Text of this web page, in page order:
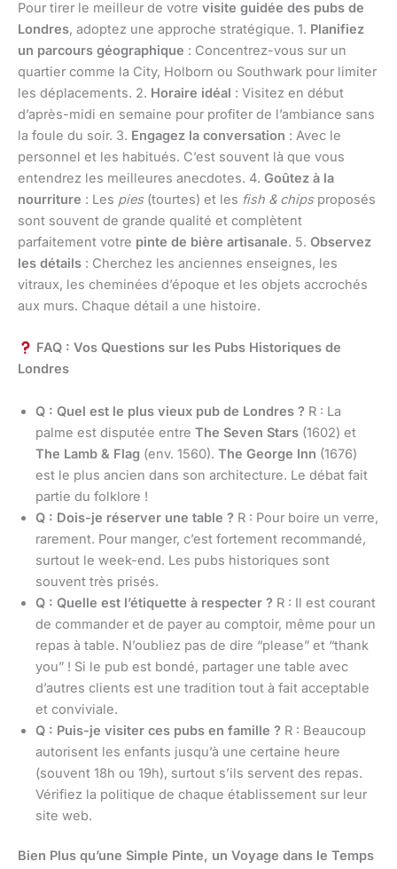
Pour tirer le meilleur de votre visite guidée des pubs de
Londres, adoptez une approche stratégique. 1. Planifiez
un parcours géographique : Concentrez-vous sur un
quartier comme la City, Holborn ou Southwark pour limiter
les déplacements. 2. Horaire idéal : Visitez en début
d’après-midi en semaine pour profiter de l’ambiance sans
la foule du soir. 3. Engagez la conversation : Avec le
personnel et les habitués. C’est souvent là que vous
entendrez les meilleures anecdotes. 4. Goûtez à la
nourriture : Les pies(tourtes) et les fish & chipsproposés
sont souvent de grande qualité et complètent
parfaitement votre pinte de bière artisanale. 5. Observez
les détails : Cherchez les anciennes enseignes, les
vitraux, les cheminées d’époque et les objets accrochés
aux murs. Chaque détail a une histoire.
FAQ : Vos Questions sur les Pubs Historiques de
Londres
Q : Quel est le plus vieux pub de Londres ? R : La
palme est disputée entre The Seven Stars (1602) et
The Lamb & Flag (env. 1560). The George Inn (1676)
est le plus ancien dans son architecture. Le débat fait
partie du folklore !
Q : Dois-je réserver une table ? R : Pour boire un verre,
rarement. Pour manger, c’est fortement recommandé,
surtout le week-end. Les pubs historiques sont
souvent très prisés.
Q : Quelle est l’étiquette à respecter ? R : Il est courant
de commander et de payer au comptoir, même pour un
repas à table. N’oubliez pas de dire “please” et “thank
you” ! Si le pub est bondé, partager une table avec
d’autres clients est une tradition tout à fait acceptable
et conviviale.
Q : Puis-je visiter ces pubs en famille ? R : Beaucoup
autorisent les enfants jusqu’à une certaine heure
(souvent 18h ou 19h), surtout s’ils servent des repas.
Vérifiez la politique de chaque établissement sur leur
site web.
Bien Plus qu’une Simple Pinte, un Voyage dans le Temps